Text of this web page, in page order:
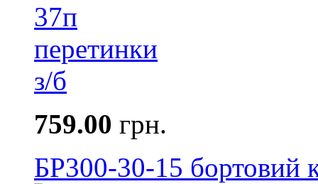
759.00 грн.
БР300-30-15 бортовий